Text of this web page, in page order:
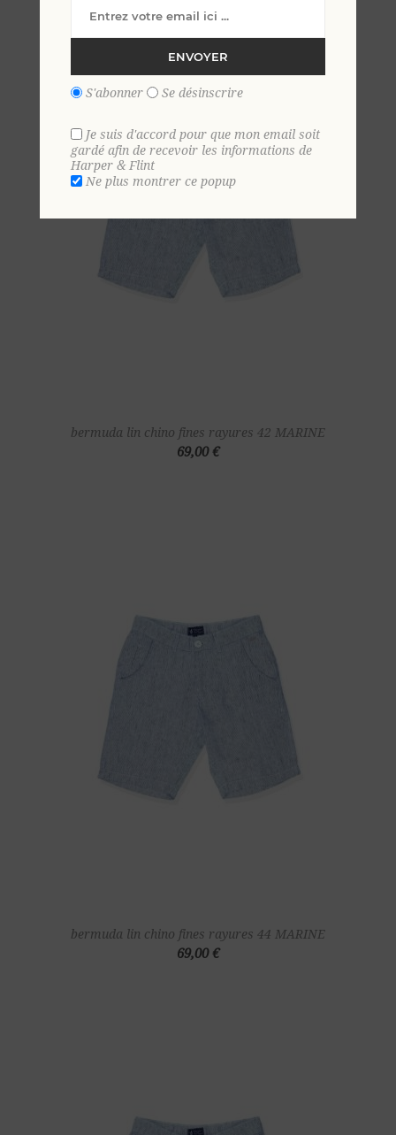
bermuda lin chino fines rayures 42 MARINE
69,00 €
bermuda lin chino fines rayures 44 MARINE
69,00 €
ENVOYER
S'abonner Se désinscrire
Je suis d'accord pour que mon email soit
gardé afin de recevoir les informations de
Harper & Flint
Ne plus montrer ce popup